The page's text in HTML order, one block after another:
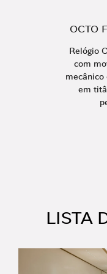
OCTO
Relógio
com
em
LISTA